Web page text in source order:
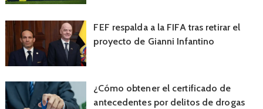
FEF respalda a la FIFA tras retirar el
proyecto de Gianni Infantino
¿Cómo obtener el certificado de
antecedentes por delitos de drogas